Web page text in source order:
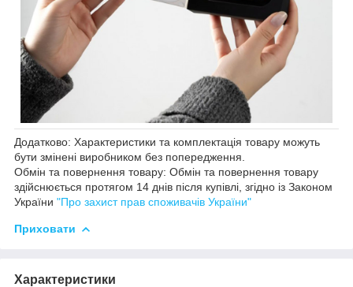
Додатково: Характеристики та комплектація товару можуть
бути змінені виробником без попередження.
Обмін та повернення товару: Обмін та повернення товару
здійснюється протягом 14 днів після купівлі, згідно із Законом
України "Про захист прав споживачів України"
Приховати
Характеристики